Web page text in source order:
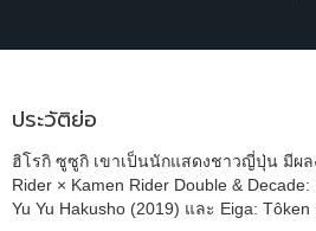
ประวัติย่อ
ฮิโรกิ ซูซูกิ เขาเป็นนักแสดงชาวญี่ปุ่น มีผล
Rider × Kamen Rider Double & Decade:
Yu Yu Hakusho (2019) และ Eiga: